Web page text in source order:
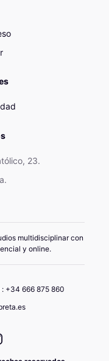
23.
multidisciplinar con
y online.
: +34 666 875 860